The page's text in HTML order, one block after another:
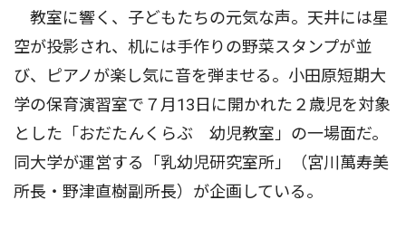
教室に響く、子どもたちの元気な声。天井には星
空が投影され、机には手作りの野菜スタンプが並
び、ピアノが楽し気に音を弾ませる。小田原短期大
学の保育演習室で７月13日に開かれた２歳児を対象
とした「おだたんくらぶ 幼児教室」の一場面だ。
同大学が運営する「乳幼児研究室所」（宮川萬寿美
所長・野津直樹副所長）が企画している。